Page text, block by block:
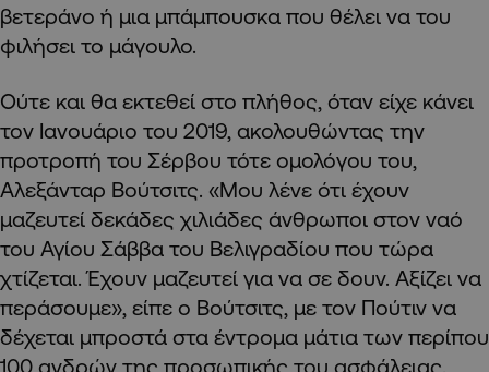
βετεράνο ή μια μπάμπουσκα που θέλει να του
φιλήσει το μάγουλο.
Ούτε και θα εκτεθεί στο πλήθος, όταν είχε κάνει
τον Ιανουάριο του 2019, ακολουθώντας την
προτροπή του Σέρβου τότε ομολόγου του,
Αλεξάνταρ Βούτσιτς. «Μου λένε ότι έχουν
μαζευτεί δεκάδες χιλιάδες άνθρωποι στον ναό
του Αγίου Σάββα του Βελιγραδίου που τώρα
χτίζεται. Έχουν μαζευτεί για να σε δουν. Αξίζει να
περάσουμε», είπε ο Βούτσιτς, με τον Πούτιν να
δέχεται μπροστά στα έντρομα μάτια των περίπου
100 ανδρών της προσωπικής του ασφάλειας.